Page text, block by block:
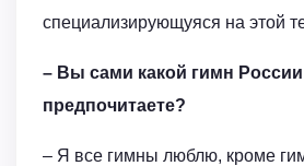
специализирующуяся на этой
– Вы сами какой гимн России
предпочитаете?
– Я все гимны люблю, кроме